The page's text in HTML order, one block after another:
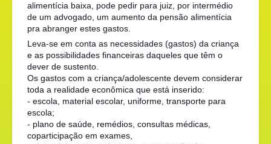
alimentícia baixa, pode pedir para juiz, por intermédio
de um advogado, um aumento da pensão alimentícia
pra abranger estes gastos.
Leva-se em conta as necessidades (gastos) da criança
e as possibilidades financeiras daqueles que têm o
dever de sustento.
Os gastos com a criança/adolescente devem considerar
toda a realidade econômica que está inserido:
- escola, material escolar, uniforme, transporte para
escola;
- plano de saúde, remédios, consultas médicas,
coparticipação em exames,